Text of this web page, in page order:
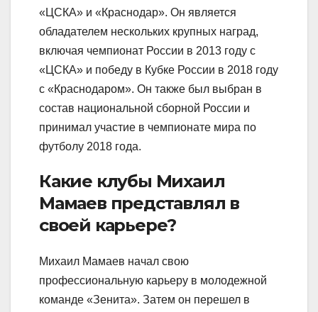
«ЦСКА» и «Краснодар». Он является
обладателем нескольких крупных наград,
включая чемпионат России в 2013 году с
«ЦСКА» и победу в Кубке России в 2018 году
с «Краснодаром». Он также был выбран в
состав национальной сборной России и
принимал участие в чемпионате мира по
футболу 2018 года.
Какие клубы Михаил
Мамаев представлял в
своей карьере?
Михаил Мамаев начал свою
профессиональную карьеру в молодежной
команде «Зенита». Затем он перешел в